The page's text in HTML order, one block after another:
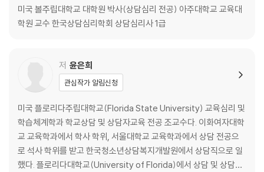
03 직업세계의 이해
1. 미래 사회와 변화 동인 101
2. 직업세계의 변화 105
3. 미래 사회와 경력 관리 108
제8장 직업세계에서 요구하는 역량 ················································· 11
1. NCS 직업기초능력 113
2. 미래에 요구되는 직업 역량 120
3. 역량 개발 122
미국 볼주립대학교 대학원 박사(상담심리 전공) 아주대학교 교육대
학원 교수 한국상담심리학회 상담심리사 1급
저 윤은희
관심작가 알림신청
미국 플로리다주립대학교(Florida State University) 교육심리 및
학습체계학과 학교상담 및 상담자교육 전공 조교수다. 이화여자대학
교 교육학과에서 학사 학위, 서울대학교 교육학과에서 상담 전공으
로 석사 학위를 받고 한국청소년상담복지개발원에서 상담직으로 일
했다. 플로리다대학교(University of Florida)에서 상담 및 상담자